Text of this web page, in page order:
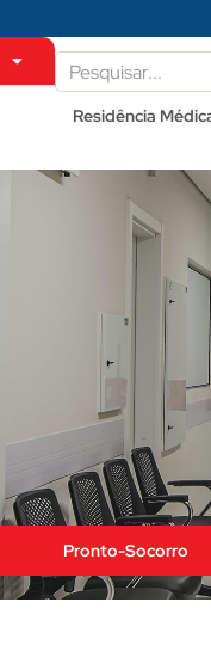
Residência
Pronto-Socorro